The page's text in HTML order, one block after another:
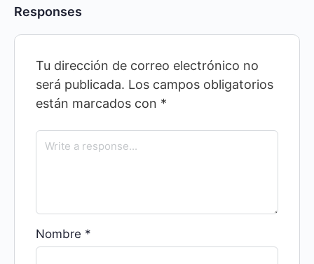
Responses
Tu dirección de correo electrónico no
será publicada. Los campos obligatorios
están marcados con *
Nombre *